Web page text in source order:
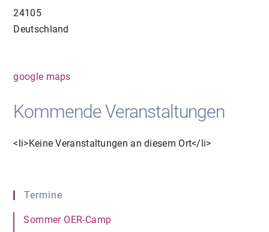
24105
Deutschland
google maps
Kommende Veranstaltungen
<li>Keine Veranstaltungen an diesem Ort</li>
Termine
Sommer OER-Camp